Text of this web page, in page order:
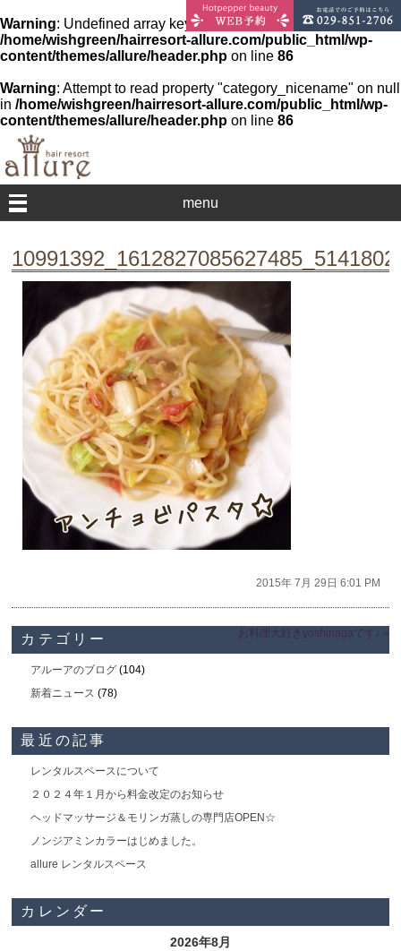
Warning: Undefined array key 0 in
/home/wishgreen/hairresort-allure.com/public_html/wp-
content/themes/allure/header.php on line 86
Warning: Attempt to read property "category_nicename" on null
in /home/wishgreen/hairresort-allure.com/public_html/wp-
content/themes/allure/header.php on line 86
menu
2015年 7月 29日 6:01 PM
お料理大好きyoshinagaです♪ »
カテゴリー
アルーアのブログ (104)
新着ニュース (78)
最近の記事
レンタルスペースについて
２０２４年１月から料金改定のお知らせ
ヘッドマッサージ＆モリンガ蒸しの専門店OPEN☆
ノンジアミンカラーはじめました。
allure レンタルスペース
カレンダー
2026年8月